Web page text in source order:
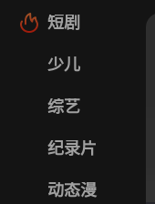
短剧
少儿
综艺
纪录片
动态漫